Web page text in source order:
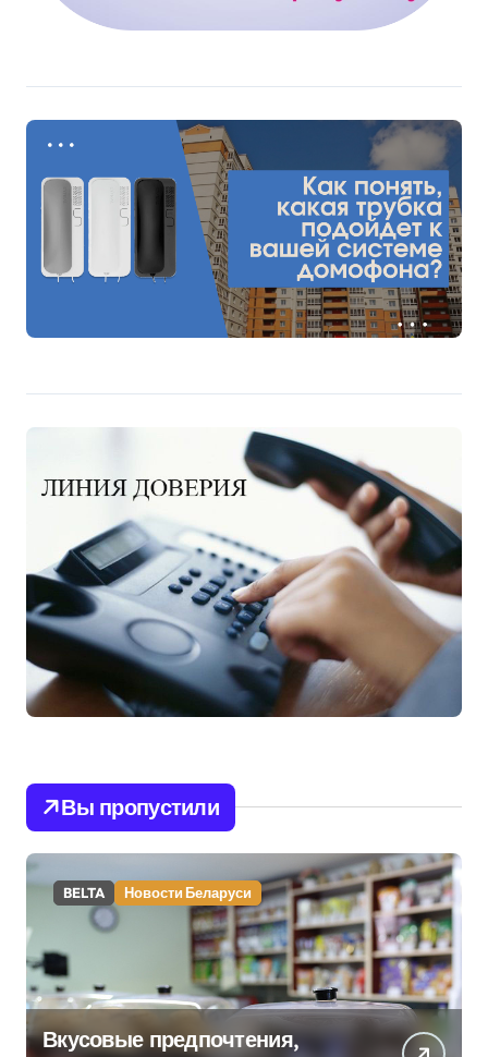
Вы пропустили
BELTA Новости Беларуси
Вкусовые предпочтения,